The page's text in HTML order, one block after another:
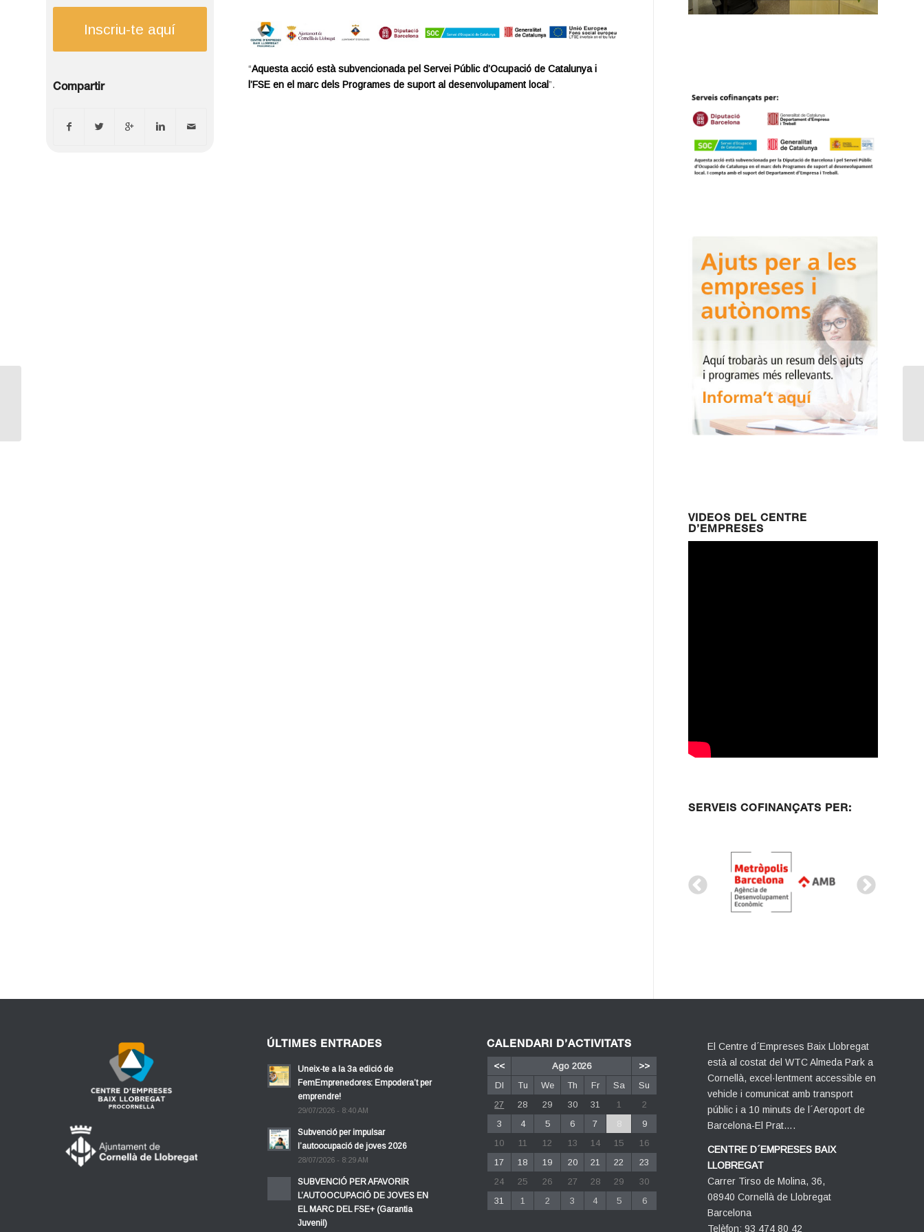
Inscriu-te aquí
Compartir
“Aquesta acció està subvencionada pel Servei Públic d’Ocupació de Catalunya i
l’FSE en el marc dels Programes de suport al desenvolupament local”.
VIDEOS DEL CENTRE
D’EMPRESES
SERVEIS COFINANÇATS PER:
ÚLTIMES ENTRADES
Uneix-te a la 3a edició de
FemEmprenedores: Empodera’t per
emprendre!
29/07/2026 - 8:40 AM
Subvenció per impulsar
l’autoocupació de joves 2026
28/07/2026 - 8:29 AM
SUBVENCIÓ PER AFAVORIR
L’AUTOOCUPACIÓ DE JOVES EN
EL MARC DEL FSE+ (Garantia
Juvenil)
CALENDARI D’ACTIVITATS
<< Ago 2026
>>
Dl
Tu We Th Fr Sa
Su
27
28 29 30 31 1
2
3
4 5 6 7 8
9
10
11 12 13 14 15
16
17
18 19 20 21 22
23
24
25 26 27 28 29
30
31
1 2 3 4 5 6
El Centre d´Empreses Baix Llobregat
està al costat del WTC Almeda Park a
Cornellà, excel·lentment accessible en
vehicle i comunicat amb transport
públic i a 10 minuts de l´Aeroport de
Barcelona-El Prat….
CENTRE D´EMPRESES BAIX
LLOBREGAT
Carrer Tirso de Molina, 36,
08940 Cornellà de Llobregat
Barcelona
Telèfon: 93 474 80 42